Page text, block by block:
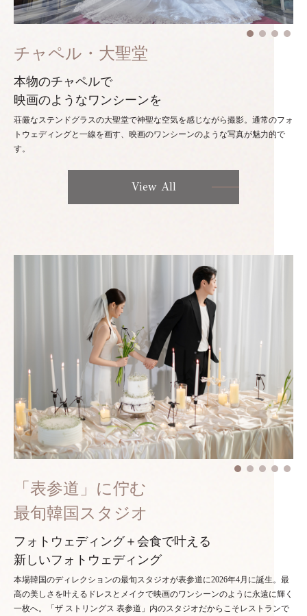
チャペル・大聖堂
本物のチャペルで
映画のようなワンシーンを
荘厳なステンドグラスの大聖堂で神聖な空気を感じながら撮影。通常のフォ
トウェディングと一線を画す、映画のワンシーンのような写真が魅力的で
す。
View All
「表参道」に佇む
最旬韓国スタジオ
フォトウェディング＋会食で叶える
新しいフォトウェディング
本場韓国のディレクションの最旬スタジオが表参道に2026年4月に誕生。最
高の美しさを叶えるドレスとメイクで映画のワンシーンのように永遠に輝く
一枚へ。「ザ ストリングス 表参道」内のスタジオだからこそレストランで